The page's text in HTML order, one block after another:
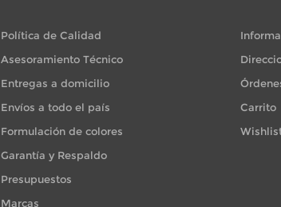
Política de Calidad
Asesoramiento Técnico
Entregas a domicilio
Envíos a todo el país
Formulación de colores
Garantía y Respaldo
Presupuestos
Marcas
Carrito